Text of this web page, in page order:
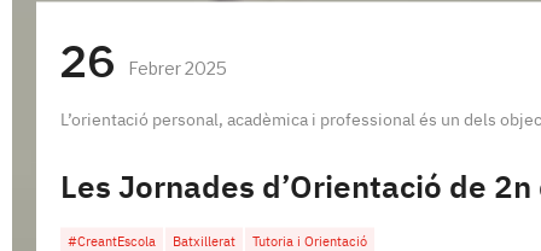
26 Febrer 2025
L’orientació personal, acadèmica i professional és un dels
Les Jornades d’Orientació de
#CreantEscola Batxillerat Tutoria i Orientació